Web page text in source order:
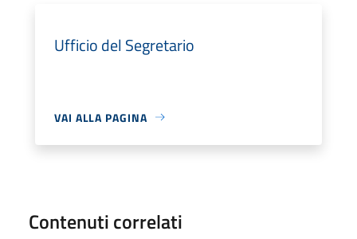
Ufficio del Segretario
VAI ALLA PAGINA
Contenuti correlati